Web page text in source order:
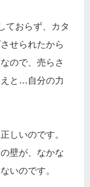
ておらず、カタ
せられたから
ので、売らさ
と…自分の力
しいのです。
壁が、なかな
いのです。